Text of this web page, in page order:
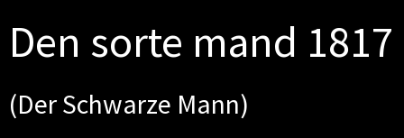
Den sorte mand 1817
(Der Schwarze Mann)